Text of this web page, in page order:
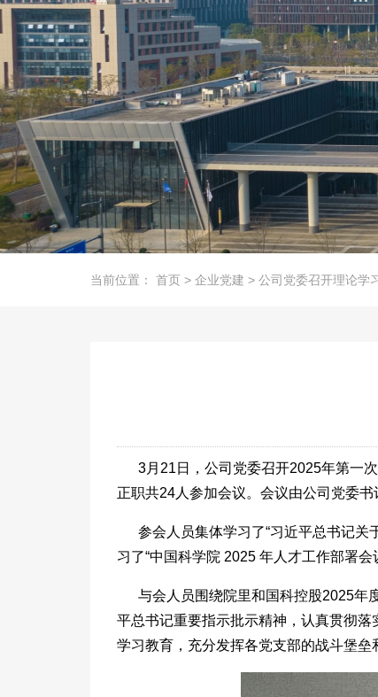
当前位置： 首页 > 企业党建 > 公司党委召开理论学
3月21日，公司党委召开2025年第一
正职共24人参加会议。会议由公司党委书
参会人员集体学习了“习近平总书记关
习了“中国科学院 2025 年人才工作部署会
与会人员围绕院里和国科控股2025年
平总书记重要指示批示精神，认真贯彻
学习教育，充分发挥各党支部的战斗堡